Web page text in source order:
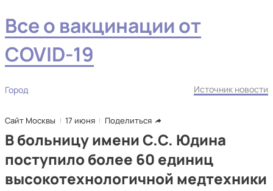
Все о вакцинации от
COVID-19
Город Источник новости
Сайт Москвы 17 июня Поделиться
В больницу имени С.С. Юдина
поступило более 60 единиц
высокотехнологичной медтехники